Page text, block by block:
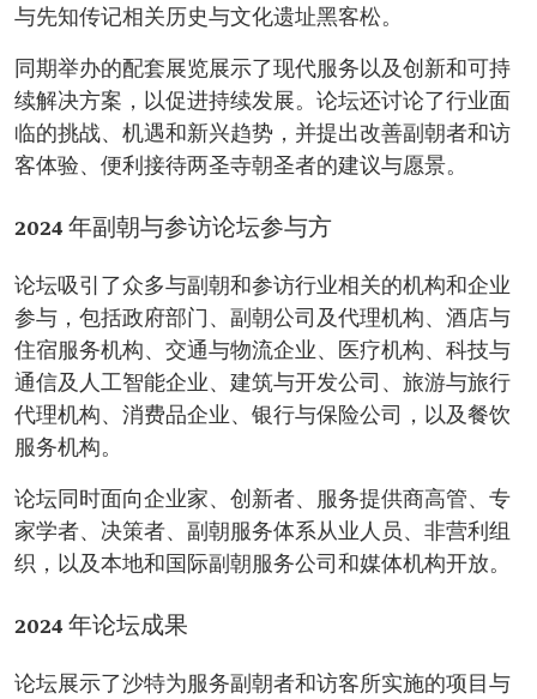
与先知传记相关历史与文化遗址黑客松。
同期举办的配套展览展示了现代服务以及创新和可持
续解决方案，以促进持续发展。论坛还讨论了行业面
临的挑战、机遇和新兴趋势，并提出改善副朝者和访
客体验、便利接待两圣寺朝圣者的建议与愿景。
2024 年副朝与参访论坛参与方
论坛吸引了众多与副朝和参访行业相关的机构和企业
参与，包括政府部门、副朝公司及代理机构、酒店与
住宿服务机构、交通与物流企业、医疗机构、科技与
通信及人工智能企业、建筑与开发公司、旅游与旅行
代理机构、消费品企业、银行与保险公司，以及餐饮
服务机构。
论坛同时面向企业家、创新者、服务提供商高管、专
家学者、决策者、副朝服务体系从业人员、非营利组
织，以及本地和国际副朝服务公司和媒体机构开放。
2024 年论坛成果
论坛展示了沙特为服务副朝者和访客所实施的项目与